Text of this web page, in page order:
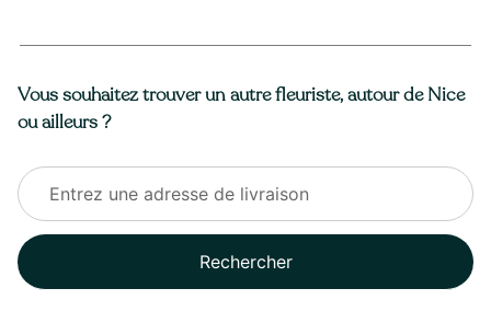
Vous souhaitez trouver un autre fleuriste, autour de Nice
ou ailleurs ?
Rechercher